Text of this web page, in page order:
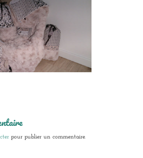
pour publier un commentaire.